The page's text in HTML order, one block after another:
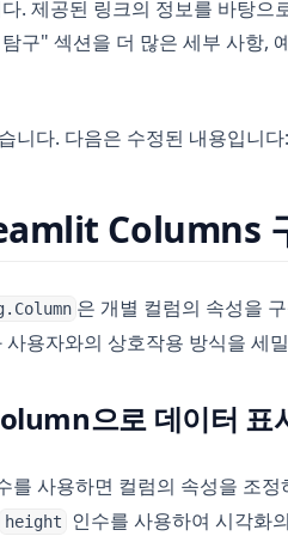
. 제공된 링크의 정보를 바탕
구" 섹션을 더 많은 세부 사항,
니다. 다음은 수정된 내용입니다:
Columns
은 개별 컬럼의 속성을
용자와의 상호작용 방식을 세
으로 데이터 표
를 사용하면 컬럼의 속성을 조
height
인수를 사용하여 시각화